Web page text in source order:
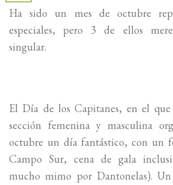
Ha sido un mes de octubre
especiales, pero 3 de ellos
singular.
El Día de los Capitanes, en el
sección femenina y masculina
octubre un día fantástico, con un
Campo Sur, cena de gala
mucho mimo por Dantonelas).